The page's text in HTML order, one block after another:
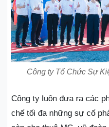
Công ty Tổ Chức Sự
Công ty luôn đưa ra các
chế tối đa những sự cố